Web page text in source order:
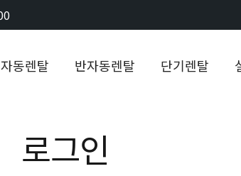
동렌탈 반자동렌탈 단기렌탈
로그인